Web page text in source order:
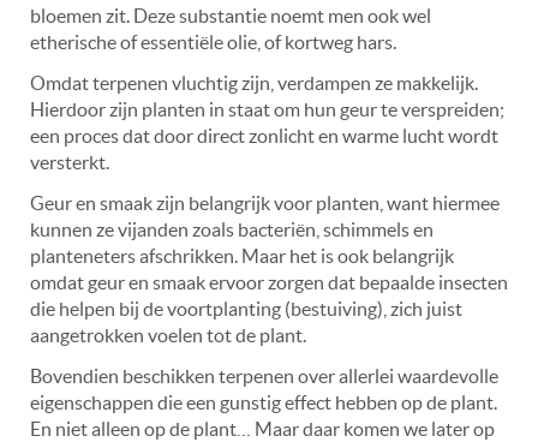
bloemen zit. Deze substantie noemt men ook wel
etherische of essentiële olie, of kortweg hars.
Omdat terpenen vluchtig zijn, verdampen ze makkelijk.
Hierdoor zijn planten in staat om hun geur te verspreiden;
een proces dat door direct zonlicht en warme lucht wordt
versterkt.
Geur en smaak zijn belangrijk voor planten, want hiermee
kunnen ze vijanden zoals bacteriën, schimmels en
planteneters afschrikken. Maar het is ook belangrijk
omdat geur en smaak ervoor zorgen dat bepaalde insecten
die helpen bij de voortplanting (bestuiving), zich juist
aangetrokken voelen tot de plant.
Bovendien beschikken terpenen over allerlei waardevolle
eigenschappen die een gunstig effect hebben op de plant.
En niet alleen op de plant… Maar daar komen we later op